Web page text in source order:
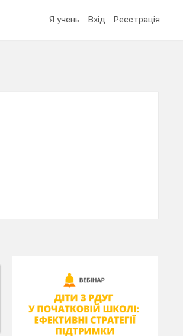
Я учень Вхід Реєстрація